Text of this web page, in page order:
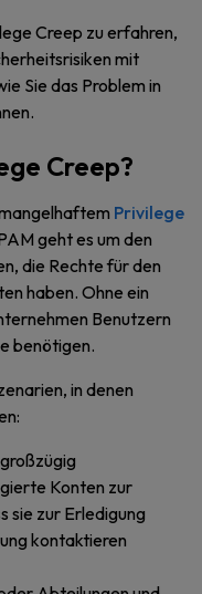
Creep zu erfahren,
mit
Sie das Problem in
Creep?
Privilege
geht es um den
die Rechte für den
haben. Ohne ein
Benutzern
benötigen.
in denen
Konten zur
sie zur Erledigung
kontaktieren